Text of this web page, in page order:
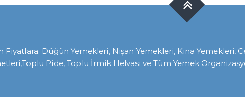
Düğün Yemekleri, Nişan Yemekleri, Kına Yemekleri,
Pide, Toplu İrmik Helvası ve Tüm Yemek